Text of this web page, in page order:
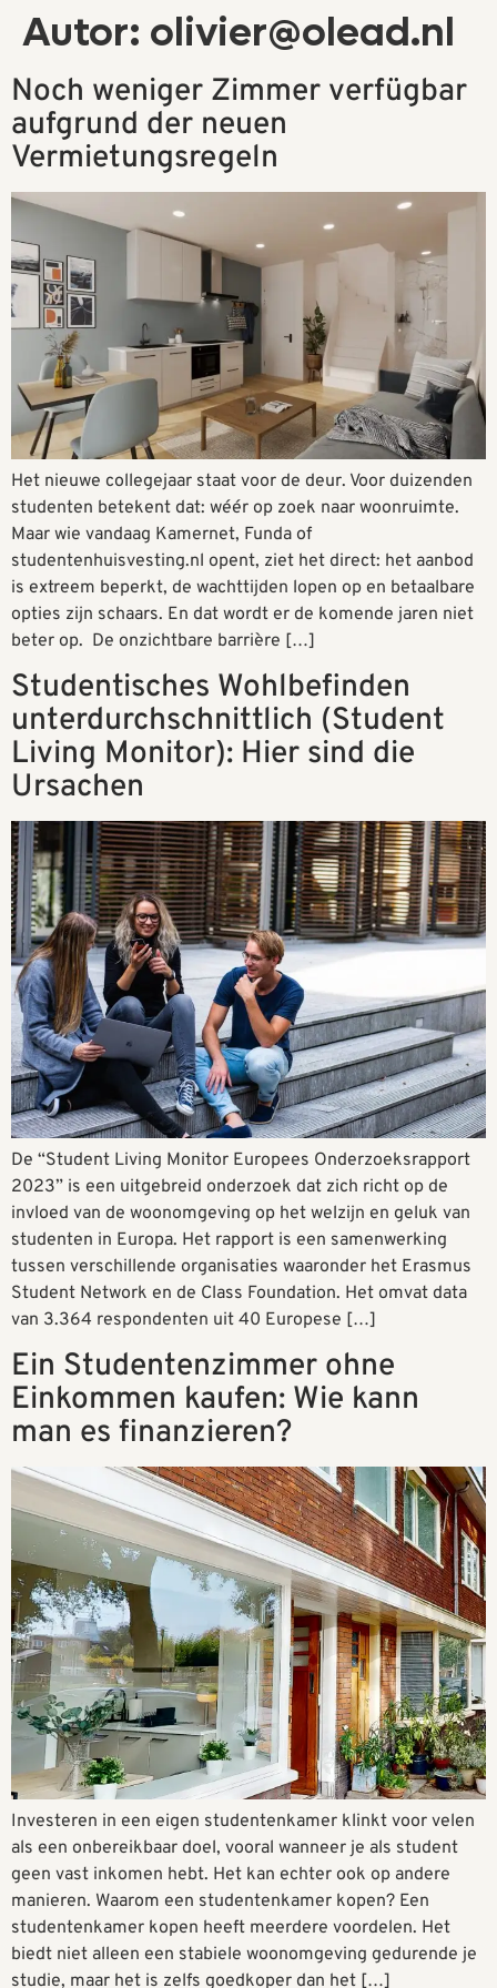
Autor: olivier@olead.nl
Noch weniger Zimmer verfügbar
aufgrund der neuen
Vermietungsregeln
Het nieuwe collegejaar staat voor de deur. Voor duizenden
studenten betekent dat: wéér op zoek naar woonruimte.
Maar wie vandaag Kamernet, Funda of
studentenhuisvesting.nl opent, ziet het direct: het aanbod
is extreem beperkt, de wachttijden lopen op en betaalbare
opties zijn schaars. En dat wordt er de komende jaren niet
beter op. De onzichtbare barrière […]
Studentisches Wohlbefinden
unterdurchschnittlich (Student
Living Monitor): Hier sind die
Ursachen
De “Student Living Monitor Europees Onderzoeksrapport
2023” is een uitgebreid onderzoek dat zich richt op de
invloed van de woonomgeving op het welzijn en geluk van
studenten in Europa. Het rapport is een samenwerking
tussen verschillende organisaties waaronder het Erasmus
Student Network en de Class Foundation. Het omvat data
van 3.364 respondenten uit 40 Europese […]
Ein Studentenzimmer ohne
Einkommen kaufen: Wie kann
man es finanzieren?
Investeren in een eigen studentenkamer klinkt voor velen
als een onbereikbaar doel, vooral wanneer je als student
geen vast inkomen hebt. Het kan echter ook op andere
manieren. Waarom een studentenkamer kopen? Een
studentenkamer kopen heeft meerdere voordelen. Het
biedt niet alleen een stabiele woonomgeving gedurende je
studie, maar het is zelfs goedkoper dan het […]